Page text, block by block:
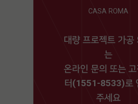
CASA ROMA
대량 프로젝트 가공
는
온라인 문의 또는
터(1551-8533)로
주세요